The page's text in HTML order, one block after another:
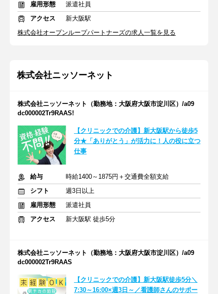
雇用形態
派遣社員
アクセス
新大阪駅
株式会社オープンループパートナーズの求人一覧を見る
株式会社ニッソーネット
株式会社ニッソーネット（勤務地：大阪府大阪市淀川区）/a09
dc000002Tr9RAAS!
【クリニックでの介護】新大阪駅から徒歩5
分★「ありがとう」が活力に！人の役に立つ
仕事
給与
時給1400～1875円＋交通費全額支給
シフト
週3日以上
雇用形態
派遣社員
アクセス
新大阪駅 徒歩5分
株式会社ニッソーネット（勤務地：大阪府大阪市淀川区）/a09
dc000002Tr9RAAS
【クリニックでの介護】新大阪駅徒歩5分＼
7:30～16:00×週3日～／看護師さんのサポー